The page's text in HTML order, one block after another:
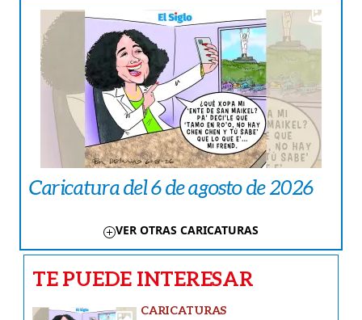
Caricatura del 6 de agosto de 2026
VER OTRAS CARICATURAS
TE PUEDE INTERESAR
CARICATURAS